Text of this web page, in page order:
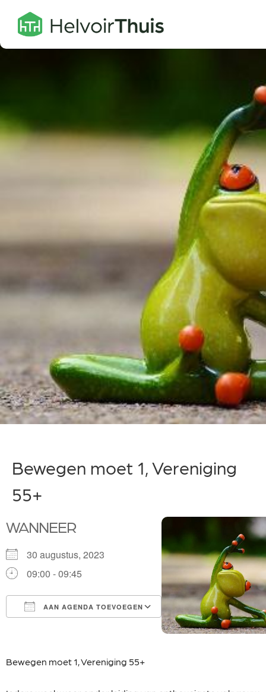
Bewegen moet 1, Vereniging
55+
WANNEER
30 augustus, 2023
09:00 - 09:45
AAN AGENDA TOEVOEGEN
Outlook Live
Bewegen moet 1, Vereniging 55+